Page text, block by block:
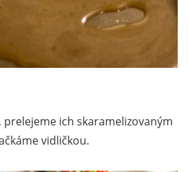
prelejeme ich skaramelizovaným
vidličkou.